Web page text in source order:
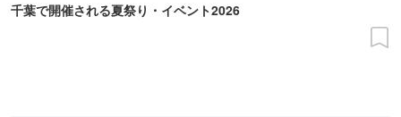
千葉で開催される夏祭り・イベント2026